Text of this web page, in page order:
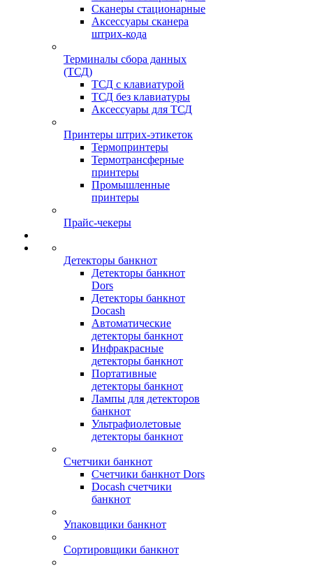
Сканеры стационарные
Аксессуары сканера
штрих-кода
Терминалы сбора данных
(ТСД)
ТСД с клавиатурой
ТСД без клавиатуры
Аксессуары для ТСД
Принтеры штрих-этикеток
Термопринтеры
Термотрансферные
принтеры
Промышленные
принтеры
Прайс-чекеры
Детекторы банкнот
Детекторы банкнот
Dors
Детекторы банкнот
Docash
Автоматические
детекторы банкнот
Инфракрасные
детекторы банкнот
Портативные
детекторы банкнот
Лампы для детекторов
банкнот
Ультрафиолетовые
детекторы банкнот
Счетчики банкнот
Счетчики банкнот Dors
Docash счетчики
банкнот
Упаковщики банкнот
Сортировщики банкнот